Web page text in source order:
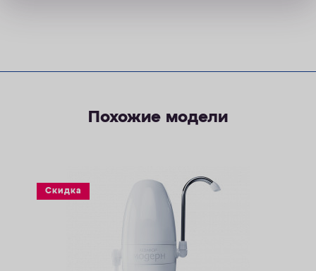
Похожие модели
Скидка